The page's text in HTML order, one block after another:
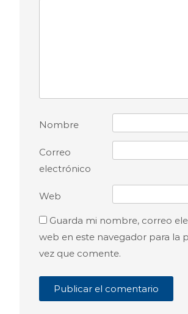
Nombre
Correo
electrónico
Web
Guarda mi nombre, correo
web en este navegador para la
vez que comente.